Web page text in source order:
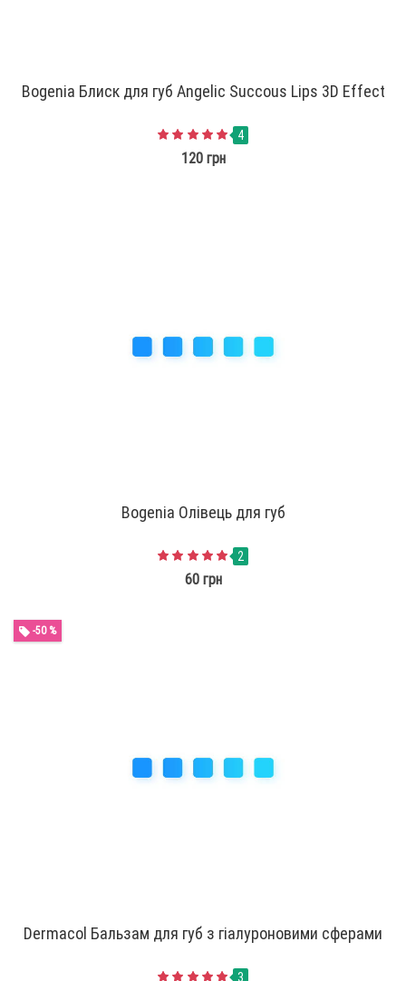
Bogenia Блиск для губ Angelic Succous Lips 3D Effect
4
120 грн
Bogenia Олівець для губ
2
60 грн
-50 %
Dermacol Бальзам для губ з гіалуроновими сферами
3